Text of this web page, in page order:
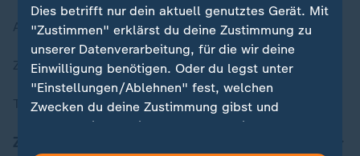
Aktuelle Sendungs-Videos
ZDFheute Stories
Themen im Überblick
Dies betrifft nur dein aktuell genutztes Gerät. Mit
"Zustimmen" erklärst du deine Zustimmung zu
unserer Datenverarbeitung, für die wir deine
Einwilligung benötigen. Oder du legst unter
"Einstellungen/Ablehnen" fest, welchen
Zwecken du deine Zustimmung gibst und
welchen nicht. Deine Datenschutzeinstellungen